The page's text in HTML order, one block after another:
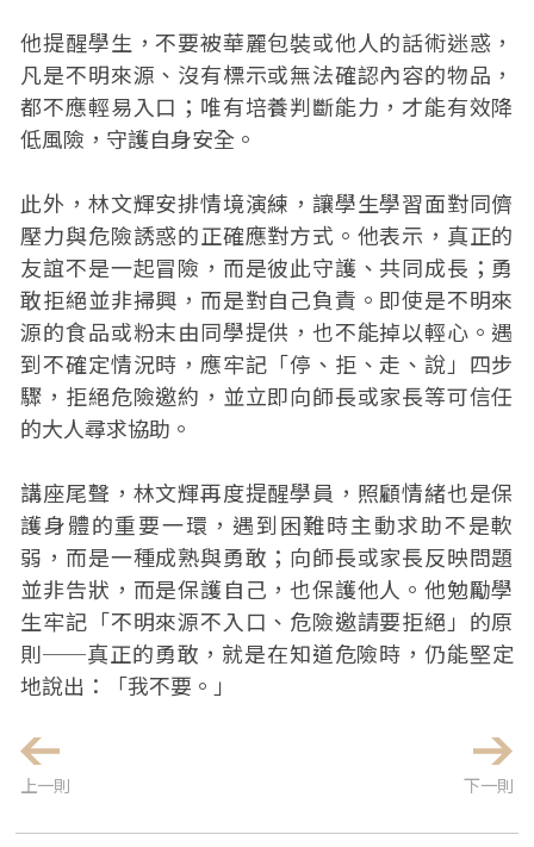
他提醒學生，不要被華麗包裝或他人的話術迷惑，
凡是不明來源、沒有標示或無法確認內容的物品，
都不應輕易入口；唯有培養判斷能力，才能有效降
低風險，守護自身安全。
此外，林文輝安排情境演練，讓學生學習面對同儕
壓力與危險誘惑的正確應對方式。他表示，真正的
友誼不是一起冒險，而是彼此守護、共同成長；勇
敢拒絕並非掃興，而是對自己負責。即使是不明來
源的食品或粉末由同學提供，也不能掉以輕心。遇
到不確定情況時，應牢記「停、拒、走、說」四步
驟，拒絕危險邀約，並立即向師長或家長等可信任
的大人尋求協助。
講座尾聲，林文輝再度提醒學員，照顧情緒也是保
護身體的重要一環，遇到困難時主動求助不是軟
弱，而是一種成熟與勇敢；向師長或家長反映問題
並非告狀，而是保護自己，也保護他人。他勉勵學
生牢記「不明來源不入口、危險邀請要拒絕」的原
則──真正的勇敢，就是在知道危險時，仍能堅定
地說出：「我不要。」
上一則 下一則